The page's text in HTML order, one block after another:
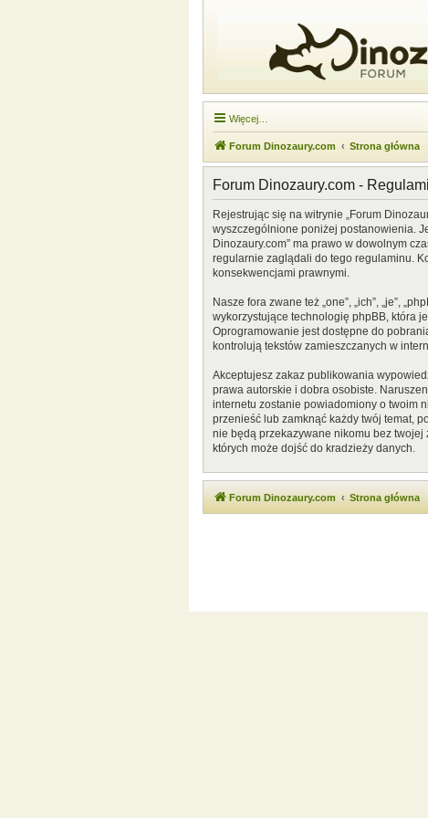
Więcej…
Forum Dinozaury.com Strona główna
Forum Dinozaury.com -
Rejestrując się na witrynie „Forum
wyszczególnione poniżej postanowienia.
Dinozaury.com” ma prawo w dowolnym
regularnie zaglądali do tego regulaminu.
konsekwencjami prawnymi.
Nasze fora zwane też „one”, „ich”, „je”,
wykorzystujące technologię phpBB, która
Oprogramowanie jest dostępne do
kontrolują tekstów zamieszczanych w
Akceptujesz zakaz publikowania
prawa autorskie i dobra osobiste.
internetu zostanie powiadomiony o twoim
przenieść lub zamknąć każdy twój temat,
nie będą przekazywane nikomu bez twojej
których może dojść do kradzieży danych.
Forum Dinozaury.com Strona główna